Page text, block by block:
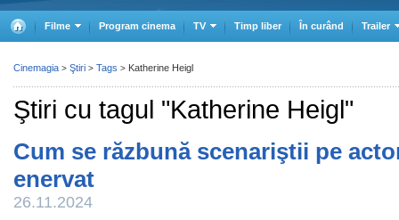
Filme Program cinema TV Timp liber În curând Trailer
Ştiri cu tagul "Katherine Heigl"
Cum se răzbună scenariştii pe
enervat
26.11.2024
Cinemagia > Ştiri > Tags > Katherine Heigl